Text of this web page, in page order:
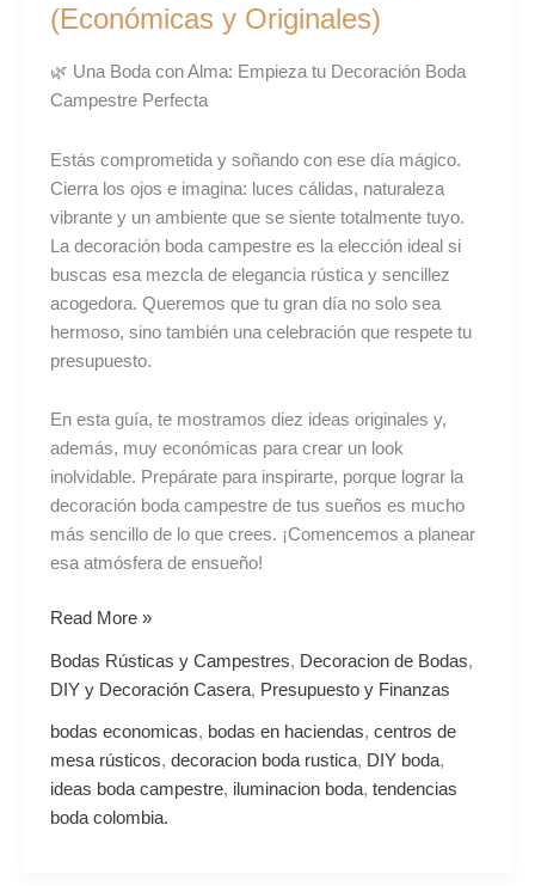
(Económicas y Originales)
🌿 Una Boda con Alma: Empieza tu Decoración Boda
Campestre Perfecta
Estás comprometida y soñando con ese día mágico.
Cierra los ojos e imagina: luces cálidas, naturaleza
vibrante y un ambiente que se siente totalmente tuyo.
La decoración boda campestre es la elección ideal si
buscas esa mezcla de elegancia rústica y sencillez
acogedora. Queremos que tu gran día no solo sea
hermoso, sino también una celebración que respete tu
presupuesto.
En esta guía, te mostramos diez ideas originales y,
además, muy económicas para crear un look
inolvidable. Prepárate para inspirarte, porque lograr la
decoración boda campestre de tus sueños es mucho
más sencillo de lo que crees. ¡Comencemos a planear
esa atmósfera de ensueño!
Decoración
Campestre
(Económicas
Originales)
Read More »
Bodas Rústicas y Campestres, Decoracion de Bodas,
DIY y Decoración Casera, Presupuesto y Finanzas
bodas economicas, bodas en haciendas, centros de
mesa rústicos, decoracion boda rustica, DIY boda,
ideas boda campestre, iluminacion boda, tendencias
boda colombia.